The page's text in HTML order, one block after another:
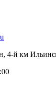
4-й км